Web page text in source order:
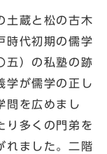
土蔵と松の古木
時代初期の儒学
五）の私塾の跡
学が儒学の正し
問を広めまし
り多くの門弟を
れました。二階